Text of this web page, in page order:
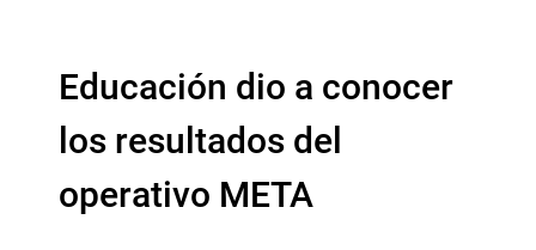
Educación dio a conocer
los resultados del
operativo META